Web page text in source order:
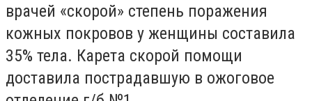
врачей «скорой» степень поражения
кожных покровов у женщины составила
35% тела. Карета скорой помощи
доставила пострадавшую в ожоговое